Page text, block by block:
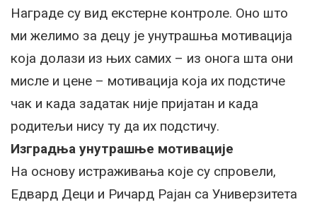
Награде су вид екстерне контроле. Оно што
ми желимо за децу је унутрашња мотивација
која долази из њих самих – из онога шта они
мисле и цене – мотивација која их подстиче
чак и када задатак није пријатан и када
родитељи нису ту да их подстичу.
Изградња унутрашње мотивације
На основу истраживања које су спровели,
Едвард Деци и Ричард Рајан са Универзитета